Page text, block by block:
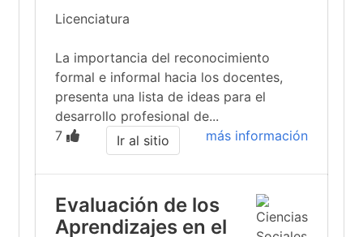
Licenciatura
La importancia del reconocimiento
formal e informal hacia los docentes,
presenta una lista de ideas para el
desarrollo profesional de...
7
más información
Ir al sitio
Evaluación de los
Aprendizajes en el